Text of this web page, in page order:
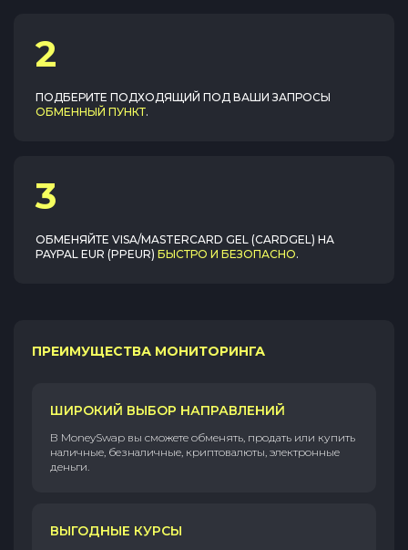
2
ПОДБЕРИТЕ ПОДХОДЯЩИЙ ПОД ВАШИ ЗАПРОСЫ
ОБМЕННЫЙ ПУНКТ.
3
ОБМЕНЯЙТЕ VISA/MASTERCARD GEL (CARDGEL) НА
PAYPAL EUR (PPEUR) БЫСТРО И БЕЗОПАСНО.
ПРЕИМУЩЕСТВА МОНИТОРИНГА
ШИРОКИЙ ВЫБОР НАПРАВЛЕНИЙ
В MoneySwap вы сможете обменять, продать или купить
наличные, безналичные, криптовалюты, электронные
деньги.
ВЫГОДНЫЕ КУРСЫ